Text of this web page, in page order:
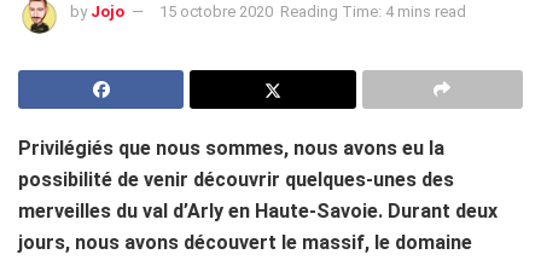
by Jojo 15 octobre 2020 Reading Time: 4 mins read
Privilégiés que nous sommes, nous avons eu la
possibilité de venir découvrir quelques-unes des
merveilles du val d’Arly en Haute-Savoie. Durant deux
jours, nous avons découvert le massif, le domaine